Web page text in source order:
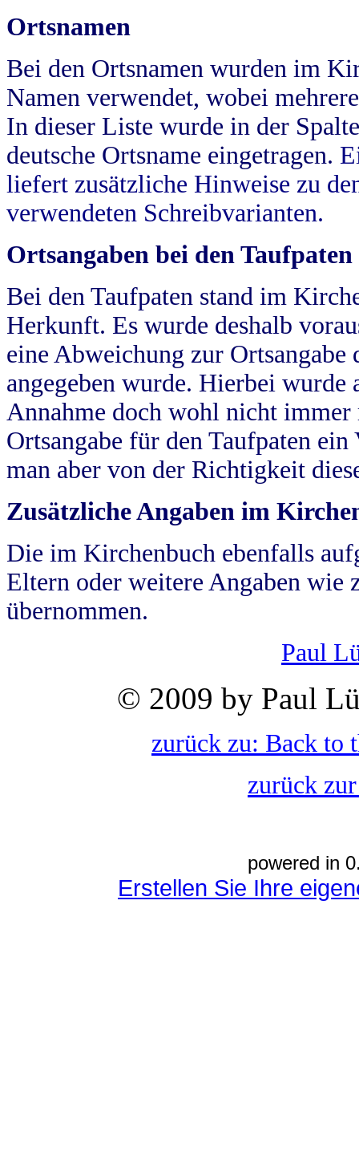
Ortsnamen
Bei den Ortsnamen wurden im
Namen verwendet, wobei
In dieser Liste wurde in der
deutsche Ortsname eingetragen.
liefert zusätzliche Hinweise zu
verwendeten Schreibvarianten.
Ortsangaben bei den Taufpaten
Bei den Taufpaten stand im
Herkunft. Es wurde deshalb
eine Abweichung zur
angegeben wurde. Hierbei wurde
Annahme doch wohl nicht
Ortsangabe für den Taufpaten
man aber von der Richtigkeit
Zusätzliche Angaben im
Die im Kirchenbuch ebenfalls
Eltern oder weitere Angaben wie
übernommen.
Paul
© 2009 by Paul
zurück zu: Back to
zurück
powered in
Erstellen Sie Ihre